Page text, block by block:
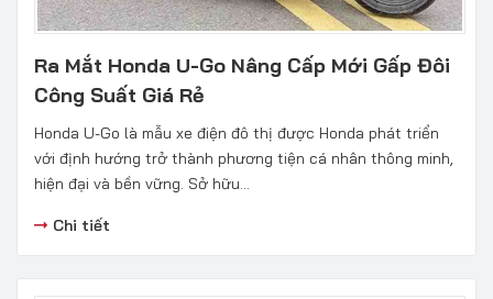
Ra Mắt Honda U-Go Nâng Cấp Mới Gấp Đôi
Công Suất Giá Rẻ
Honda U-Go là mẫu xe điện đô thị được Honda phát triển
với định hướng trở thành phương tiện cá nhân thông minh,
hiện đại và bền vững. Sở hữu...
Chi tiết